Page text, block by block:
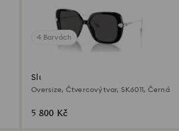
4 Barvách
Sluneční brýle
Oversize, Čtvercový tvar, SK6011, Černá
5 800 Kč